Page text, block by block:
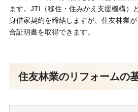
ます。JTI（移住・住みかえ支援機構）
身借家契約を締結しますが、住友林業
合証明書を取得できます。
住友林業のリフォームの